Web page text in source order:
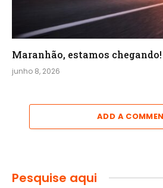
Maranhão, estamos chegando!
junho 8, 2026
ADD A
Pesquise aqui